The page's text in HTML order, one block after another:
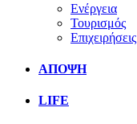
Ενέργεια
Τουρισμός
Επιχειρήσεις
ΑΠΟΨΗ
LIFE